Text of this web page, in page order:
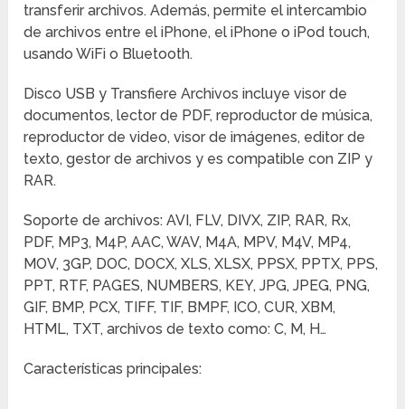
transferir archivos. Además, permite el intercambio
de archivos entre el iPhone, el iPhone o iPod touch,
usando WiFi o Bluetooth.
Disco USB y Transfiere Archivos incluye visor de
documentos, lector de PDF, reproductor de música,
reproductor de video, visor de imágenes, editor de
texto, gestor de archivos y es compatible con ZIP y
RAR.
Soporte de archivos: AVI, FLV, DIVX, ZIP, RAR, Rx,
PDF, MP3, M4P, AAC, WAV, M4A, MPV, M4V, MP4,
MOV, 3GP, DOC, DOCX, XLS, XLSX, PPSX, PPTX, PPS,
PPT, RTF, PAGES, NUMBERS, KEY, JPG, JPEG, PNG,
GIF, BMP, PCX, TIFF, TIF, BMPF, ICO, CUR, XBM,
HTML, TXT, archivos de texto como: C, M, H…
Características principales: